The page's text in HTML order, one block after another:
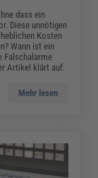
dass ein
Diese unnötigen
Kosten
Wann ist ein
Falschalarme
Artikel klärt auf.
Mehr lesen